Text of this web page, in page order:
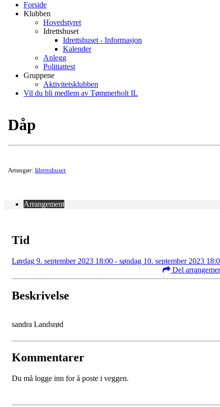
Forside
Klubben
Hovedstyret
Idrettshuset
Idrettshuset - Informasjon
Kalender
Anlegg
Politiattest
Gruppene
Aktivitetsklubben
Vil du bli medlem av Tømmerholt IL
Dåp
Arrangør: Idrettshuset
Arrangement
Tid
Lørdag 9. september 2023 18:00 - søndag 10. september 2023
Del
Beskrivelse
sandra Landsrød
Kommentarer
Du må logge inn for å poste i veggen.